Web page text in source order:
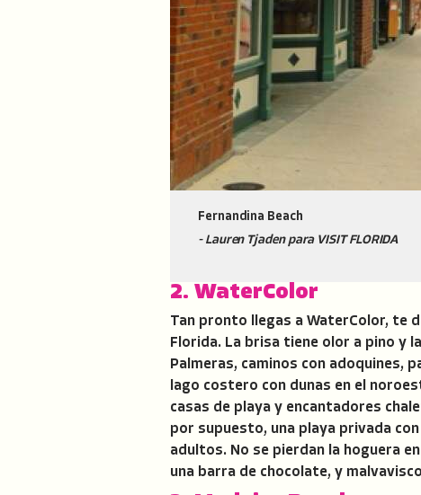
Fernandina Beach
- Lauren Tjaden para VISIT FLORIDA
2. WaterColor
Tan pronto llegas a WaterColor, te
Florida. La brisa tiene olor a pino y
Palmeras, caminos con adoquines,
lago costero con dunas en el
casas de playa y encantadores
por supuesto, una playa privada
adultos. No se pierdan la hoguera
una barra de chocolate, y